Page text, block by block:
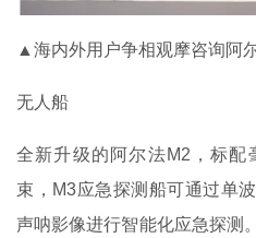
▲海内外用户争相观摩咨询阿
无人船
全新升级的阿尔法M2，标配
束，M3应急探测船可通过单
声呐影像进行智能化应急探测